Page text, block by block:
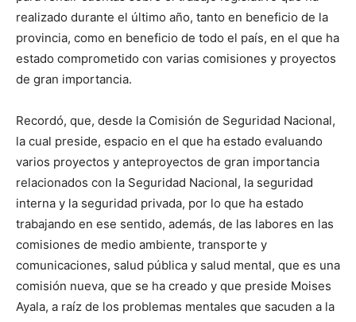
realizado durante el último año, tanto en beneficio de la
provincia, como en beneficio de todo el país, en el que ha
estado comprometido con varias comisiones y proyectos
de gran importancia.
Recordó, que, desde la Comisión de Seguridad Nacional,
la cual preside, espacio en el que ha estado evaluando
varios proyectos y anteproyectos de gran importancia
relacionados con la Seguridad Nacional, la seguridad
interna y la seguridad privada, por lo que ha estado
trabajando en ese sentido, además, de las labores en las
comisiones de medio ambiente, transporte y
comunicaciones, salud pública y salud mental, que es una
comisión nueva, que se ha creado y que preside Moises
Ayala, a raíz de los problemas mentales que sacuden a la